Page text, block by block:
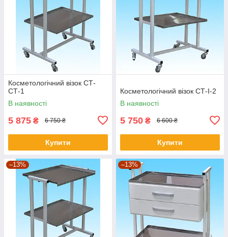
Косметологічний візок СТ-
СТ-1
В наявності
5 875 ₴ 6 750 ₴
Купити
Косметологічний візок СТ-I-2
В наявності
5 750 ₴ 6 600 ₴
Купити
–13% –13%